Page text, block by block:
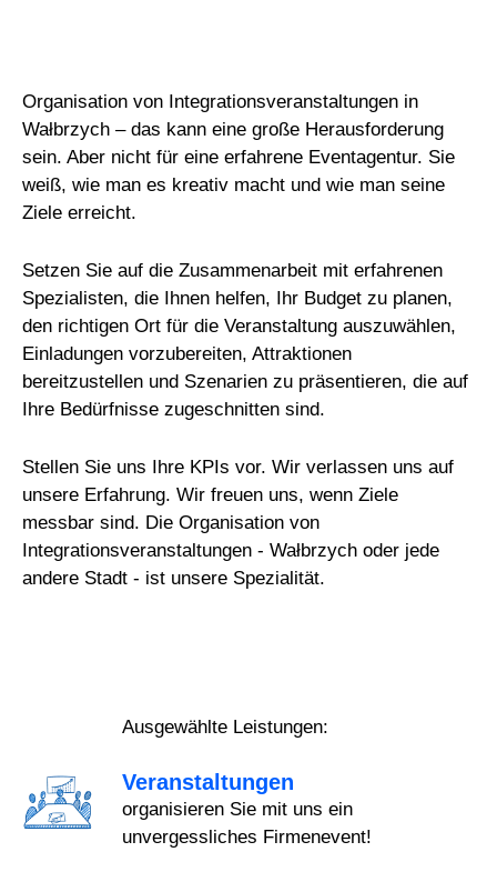
Organisation von Integrationsveranstaltungen in
Wałbrzych – das kann eine große Herausforderung
sein. Aber nicht für eine erfahrene Eventagentur. Sie
weiß, wie man es kreativ macht und wie man seine
Ziele erreicht.
Setzen Sie auf die Zusammenarbeit mit erfahrenen
Spezialisten, die Ihnen helfen, Ihr Budget zu planen,
den richtigen Ort für die Veranstaltung auszuwählen,
Einladungen vorzubereiten, Attraktionen
bereitzustellen und Szenarien zu präsentieren, die auf
Ihre Bedürfnisse zugeschnitten sind.
Stellen Sie uns Ihre KPIs vor. Wir verlassen uns auf
unsere Erfahrung. Wir freuen uns, wenn Ziele
messbar sind. Die Organisation von
Integrationsveranstaltungen - Wałbrzych oder jede
andere Stadt - ist unsere Spezialität.
Ausgewählte Leistungen:
Veranstaltungen
organisieren Sie mit uns ein
unvergessliches Firmenevent!